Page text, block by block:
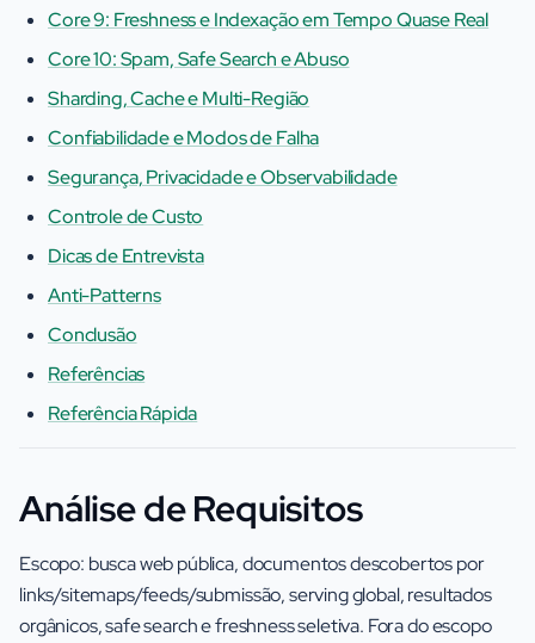
Core 9: Freshness e Indexação em Tempo Quase Real
Core 10: Spam, Safe Search e Abuso
Sharding, Cache e Multi-Região
Confiabilidade e Modos de Falha
Segurança, Privacidade e Observabilidade
Controle de Custo
Dicas de Entrevista
Anti-Patterns
Conclusão
Referências
Referência Rápida
Análise de Requisitos
Escopo: busca web pública, documentos descobertos por
links/sitemaps/feeds/submissão, serving global, resultados
orgânicos, safe search e freshness seletiva. Fora do escopo